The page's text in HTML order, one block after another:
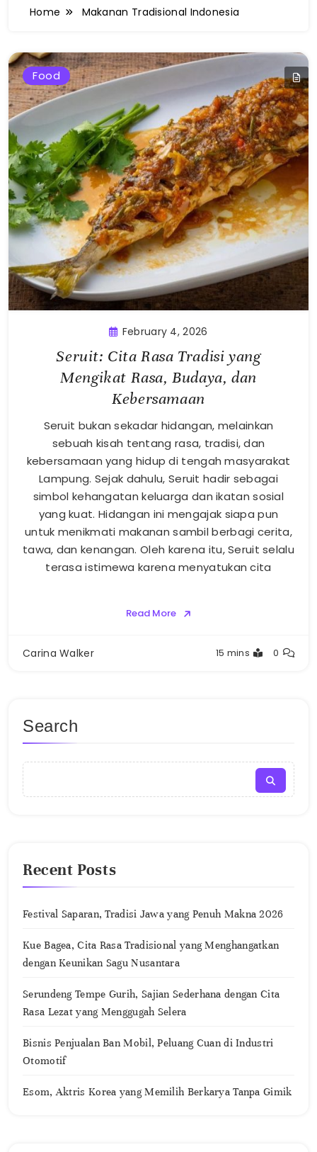
Home Makanan Tradisional Indonesia
Food
February 4, 2026
Seruit: Cita Rasa Tradisi yang
Mengikat Rasa, Budaya, dan
Kebersamaan
Seruit bukan sekadar hidangan, melainkan
sebuah kisah tentang rasa, tradisi, dan
kebersamaan yang hidup di tengah masyarakat
Lampung. Sejak dahulu, Seruit hadir sebagai
simbol kehangatan keluarga dan ikatan sosial
yang kuat. Hidangan ini mengajak siapa pun
untuk menikmati makanan sambil berbagi cerita,
tawa, dan kenangan. Oleh karena itu, Seruit selalu
terasa istimewa karena menyatukan cita
Read More
Carina Walker 15 mins 0
Search
Recent Posts
Festival Saparan, Tradisi Jawa yang Penuh Makna 2026
Kue Bagea, Cita Rasa Tradisional yang Menghangatkan
dengan Keunikan Sagu Nusantara
Serundeng Tempe Gurih, Sajian Sederhana dengan Cita
Rasa Lezat yang Menggugah Selera
Bisnis Penjualan Ban Mobil, Peluang Cuan di Industri
Otomotif
Esom, Aktris Korea yang Memilih Berkarya Tanpa Gimik